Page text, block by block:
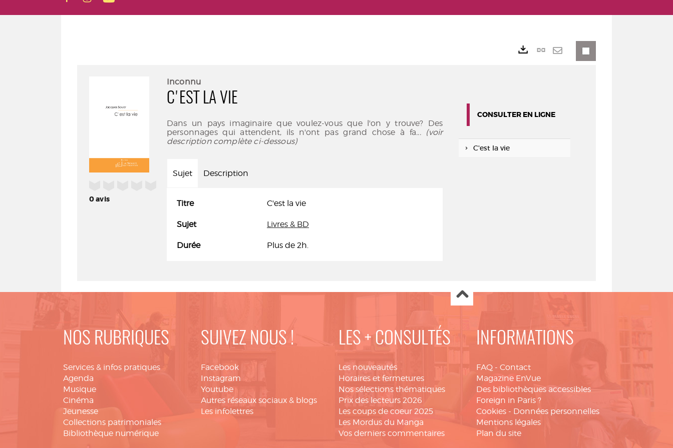
0avis
Inconnu
C'EST LA VIE
Dans un pays imaginaire que voulez-vous que l'on y trouve? Des
personnages qui attendent, ils n'ont pas grand chose à fa... (voir
description complète ci-dessous)
Sujet Description
Titre C'est la vie
Sujet Livres & BD
Durée Plus de 2h.
Lien
CONSULTER EN LIGNE
C'est la vie
NOS RUBRIQUES
Services & infos pratiques
Agenda
Musique
Cinéma
Jeunesse
Collections patrimoniales
Bibliothèque numérique
SUIVEZ NOUS !
Facebook
Instagram
Youtube
Autres réseaux sociaux & blogs
Les infolettres
LES + CONSULTÉS
Les nouveautés
Horaires et fermetures
Nos sélections thématiques
Prix des lecteurs 2026
Les coups de coeur 2025
Les Mordus du Manga
Vos derniers commentaires
INFORMATIONS
FAQ - Contact
Magazine EnVue
Des bibliothèques accessibles
Foreign in Paris ?
Cookies - Données personnelles
Mentions légales
Plan du site